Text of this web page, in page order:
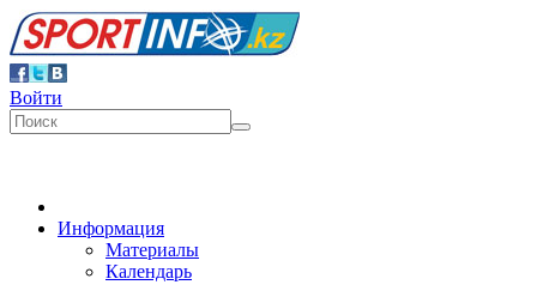
Войти
Информация
Материалы
Календарь